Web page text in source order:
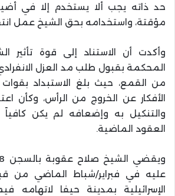
حد ذاته يجب ألا يستخدم إلا في
مؤقتة، واستخدامه بحق الشيخ عمل
وأكدت أن الاستناد إلى قوة تأثير
المحكمة بقبول طلب مد العزل
من القمع، حيث بلغ الاستبداد
الأفكار عن الخروج من الرأس، وكأن
والتنكيل به وإضعافه لم يكن كافياً
العقود الماضية.
عليه في فبراير/شباط الماضي من
الإسرائيلية بمدينة حيفا لاتهامه